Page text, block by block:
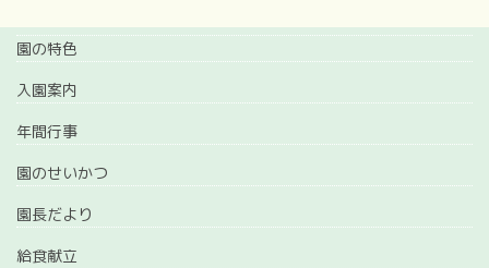
園の特色
入園案内
年間行事
園のせいかつ
園長だより
給食献立